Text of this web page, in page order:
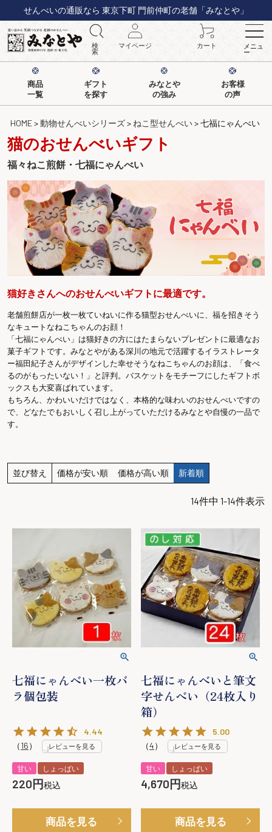
せんべいの通販なら 東京下町 門前仲町の老舗「みなとや」
検
索
マイページ カート メニュ
ー
商品
一覧
ギフト
を探す
みなとや
の強み
お客様
の声
HOME 動物せんべいシリーズ ねこ型せんべい 七福にゃんべい
猫のおせんべいギフト
福々ねこ煎餅・七福にゃんべい
猫好きさんへのおせんべいギフトに最適です。
老舗煎餅店が一枚一枚ていねいに作る猫型おせんべいに、福を招きそう
なキュートなねこちゃんのお顔！
「七福にゃんべい」は猫好きの方にはたまらないプレゼントに最適なお
菓子ギフトです。みなとやがある深川の地元で活躍するイラストレータ
ー福田紀子さんがデザインした幸せそうなねこちゃんのお顔は、「食べ
るのがもったいない！」と評判。バスケットをモチーフにしたギフトボ
ックスも大変喜ばれています。
もちろん、かわいいだけではなく、本格的な味わいのおせんべいですの
で、どなたでもおいしく召し上がっていただけるみなとや自慢の一品で
す。
並び替え 価格が安い順 価格が高い順 新着順
14件中 1-14件表示
七福にゃんべい一枚バ
ラ個包装
4.44
（16） レビューを見る
甘い しょっぱい
220 税込
商品を見る
七福にゃんべいと筆文
字せんべい（24枚入り
箱）
5.00
（4） レビューを見る
甘い しょっぱい
4,670 税込
商品を見る